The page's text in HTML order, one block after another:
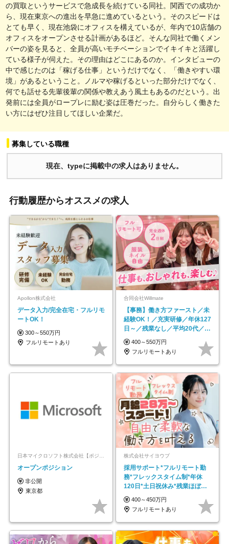
の買取というサービスで急成長を続けている同社。関西での成功か
ら、現在東京への進出を早急に進めているという。そのスピードは
とても早く、現在池袋にオフィスを構えているが、年内で10店舗の
オフィスをオープンさせる計画があるほど。そんな同社で働くメン
バーの姿を見ると、全員が高いモチベーションでイキイキと活躍し
ている様子が伺えた。その理由はどこにあるのか。インタビューの
中で感じたのは「稼げる仕事」というだけでなく、「働きやすい環
境」があるということ。ノルマや稼げるといった部分だけでなく、
何でも話せる先輩後輩の関係や教えあう風土もあるのだという。出
発前には全員がロープレに励む姿は圧巻だった。自分らしく働きた
い方にはぜひ注目してほしい企業だ。
募集している職種
現在、typeに掲載中の求人はありません。
行動履歴からオススメの求人
Apollon株式会社
データ入力/完全在宅・フルリモ
ートOK！
300～550万円
フルリモートあり
合同会社Willmate
【事務】働き方ファースト／未
経験OK！／充実研修／年休127
日～／残業なし／平均20代／リ
モートOK
400～550万円
フルリモートあり
日本マイクロソフト株式会社【ポジションマッチ登録】
オープンポジション
非公開
東京都
株式会社サイヨウブ
採用サポート*フルリモート勤
務*フレックスタイム制*年休
120日*土日祝休み*残業ほぼな
し*育児中社員8割以上
400～450万円
フルリモートあり